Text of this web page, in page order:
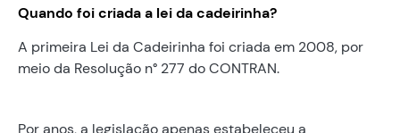
Quando foi criada a lei da cadeirinha?
A primeira Lei da Cadeirinha foi criada em 2008, por
meio da Resolução n° 277 do CONTRAN.
Por anos, a legislação apenas estabeleceu a